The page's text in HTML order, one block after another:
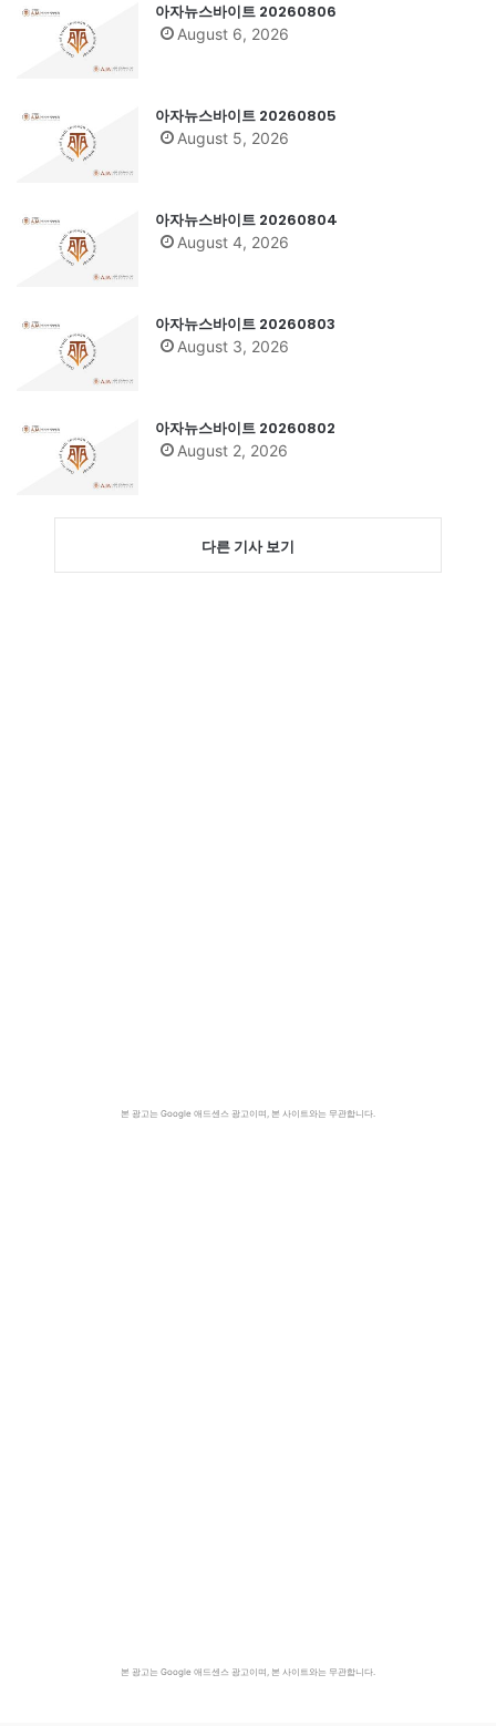
아자뉴스바이트 20260806
August 6, 2026
아자뉴스바이트 20260805
August 5, 2026
아자뉴스바이트 20260804
August 4, 2026
아자뉴스바이트 20260803
August 3, 2026
아자뉴스바이트 20260802
August 2, 2026
다른 기사 보기
본 광고는 Google 애드센스 광고이며, 본 사이트와는 무관합니다.
본 광고는 Google 애드센스 광고이며, 본 사이트와는 무관합니다.